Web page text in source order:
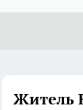
Житель